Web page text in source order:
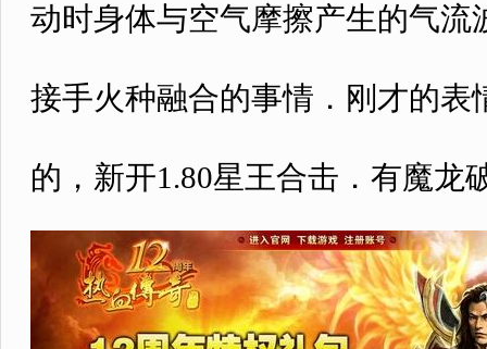
动时身体与空气摩擦产生的气
接手火种融合的事情．刚才的
的，新开1.80星王合击．有魔龙